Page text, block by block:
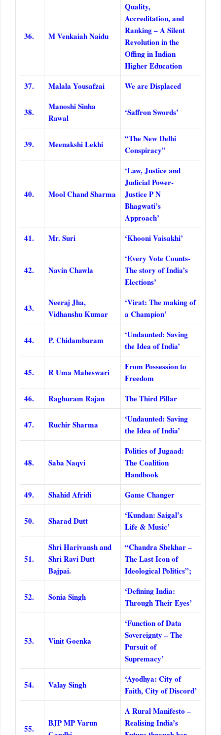
36. M Venkaiah Naidu
Quality,
Accreditation, and
Ranking – A Silent
Revolution in the
Offing in Indian
Higher Education
37.
Malala Yousafzai We are Displaced
38.
Manoshi Sinha
Rawal
‘Saffron Swords’
39. Meenakshi Lekhi
“The New Delhi
Conspiracy”
40. Mool Chand Sharma
‘Law, Justice and
Judicial Power-
Justice P N
Bhagwati’s
Approach’
41.
Mr. Suri ‘Khooni Vaisakhi’
42. Navin Chawla
‘Every Vote Counts-
The story of India’s
Elections’
43.
Neeraj Jha,
Vidhanshu Kumar
‘Virat: The making of
a Champion’
44. P. Chidambaram
‘Undaunted: Saving
the Idea of India’
45. R Uma Maheswari
From Possession to
Freedom
46.
Raghuram Rajan The Third Pillar
47. Ruchir Sharma
‘Undaunted: Saving
the Idea of India’
48. Saba Naqvi
Politics of Jugaad:
The Coalition
Handbook
49.
Shahid Afridi Game Changer
50. Sharad Dutt
‘Kundan: Saigal’s
Life & Music’
51.
Shri Harivansh and
Shri Ravi Dutt
Bajpai.
“Chandra Shekhar –
The Last Icon of
Ideological Politics”;
52. Sonia Singh
‘Defining India:
Through Their Eyes’
53. Vinit Goenka
‘Function of Data
Sovereignty – The
Pursuit of
Supremacy’
54. Valay Singh
‘Ayodhya: City of
Faith, City of Discord’
55.
BJP MP Varun
A Rural Manifesto –
Realising India’s